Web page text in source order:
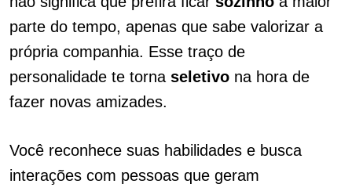
parte do tempo, apenas que sabe valorizar a
própria companhia. Esse traço de
personalidade te torna seletivo na hora de
fazer novas amizades.
Você reconhece suas habilidades e busca
interações com pessoas que geram